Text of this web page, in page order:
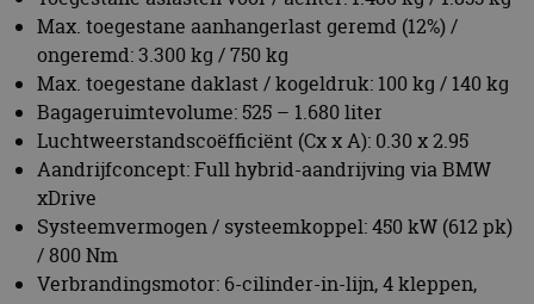
Verbrandingsmotor: 6-cilinder-in-lijn, 4 kleppen,
TwinPower Turbo
Cilinderinhoud: 2.998 cm³
Slag / boring: 94,6 mm / 82,0 mm
Compressieverhouding: 11,0:1
Brandstoftype: Benzine (Min ROZ 91)
Nominaal vermogen motor: 313 kW (426 pk) bij 5.600
min-1
Nominaal koppel motor: 540 Nm bij 1.980 – 5.400
min-1